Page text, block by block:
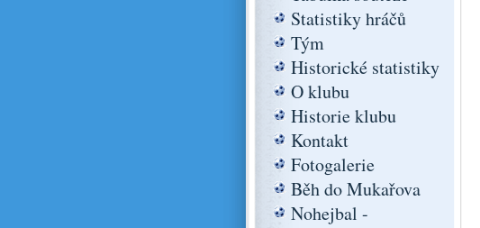
Statistiky hráčů
Tým
Historické statistiky
O klubu
Historie klubu
Kontakt
Fotogalerie
Běh do Mukařova
Nohejbal -